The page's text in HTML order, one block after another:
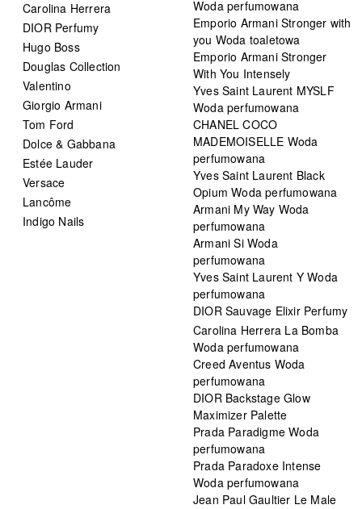
Carolina Herrera
DIOR Perfumy
Hugo Boss
Douglas Collection
Valentino
Giorgio Armani
Tom Ford
Dolce & Gabbana
Estée Lauder
Versace
Lancôme
Indigo Nails
Woda perfumowana
Emporio Armani Stronger with
you Woda toaletowa
Emporio Armani Stronger
With You Intensely
Yves Saint Laurent MYSLF
Woda perfumowana
CHANEL COCO
MADEMOISELLE Woda
perfumowana
Yves Saint Laurent Black
Opium Woda perfumowana
Armani My Way Woda
perfumowana
Armani Si Woda
perfumowana
Yves Saint Laurent Y Woda
perfumowana
DIOR Sauvage Elixir Perfumy
Carolina Herrera La Bomba
Woda perfumowana
Creed Aventus Woda
perfumowana
DIOR Backstage Glow
Maximizer Palette
Prada Paradigme Woda
perfumowana
Prada Paradoxe Intense
Woda perfumowana
Jean Paul Gaultier Le Male